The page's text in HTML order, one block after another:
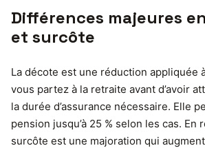
Différences majeures
et surcôte
La décote est une réduction appliquée
vous partez à la retraite avant d’avoir
la durée d’assurance nécessaire. Elle
pension jusqu’à 25 % selon les cas. En
surcôte est une majoration qui